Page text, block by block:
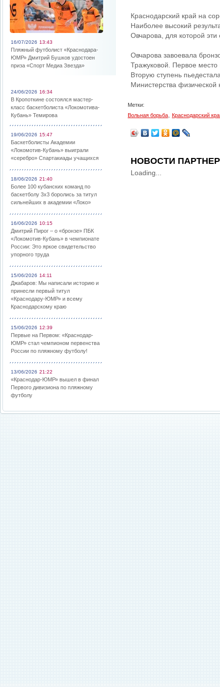
16/07/2026 13:43
Пляжный футболист «Краснодара-
ЮМР» Дмитрий Бушков удостоен
приза «Спорт Медиа Звезда»
24/06/2026 16:34
В Кропоткине состоялся мастер-
класс баскетболиста «Локомотива-
Кубань» Темирова
19/06/2026 15:47
Баскетболисты Академии
«Локомотив-Кубань» выиграли
«серебро» Спартакиады учащихся
18/06/2026 21:40
Более 100 кубанских команд по
баскетболу 3х3 боролись за титул
сильнейших в академии «Локо»
16/06/2026 10:15
Дмитрий Пирог – о «бронзе» ПБК
«Локомотив-Кубань» в чемпионате
России: Это яркое свидетельство
упорного труда
15/06/2026 14:11
Джабаров: Мы написали историю и
принесли первый титул
«Краснодару-ЮМР» и всему
Краснодарскому краю
15/06/2026 12:39
Первые на Первом: «Краснодар-
ЮМР» стал чемпионом первенства
России по пляжному футболу!
13/06/2026 21:22
«Краснодар-ЮМР» вышел в финал
Первого дивизиона по пляжному
футболу
Краснодарский край на
Наиболее высокий
Овчарова, для которой
Овчарова завоевала
Тражуковой. Первое место
Вторую ступень
Министерства физической
Метки:
Вольная борьба
Краснодарский
НОВОСТИ
Loading...